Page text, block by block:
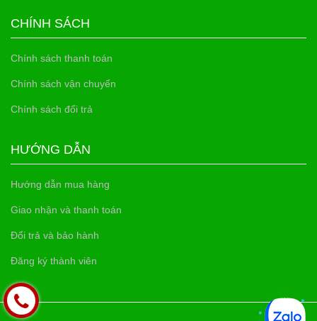
CHÍNH SÁCH
Chính sách thanh toán
Chính sách vận chuyển
Chính sách đổi trả
HƯỚNG DẪN
Hướng dẫn mua hàng
Giao nhận và thanh toán
Đổi trả và bảo hành
Đăng ký thành viên